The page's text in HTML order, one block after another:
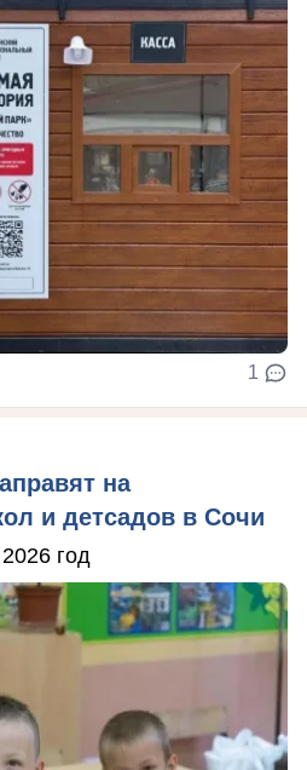
1
на
и детсадов в Сочи
год